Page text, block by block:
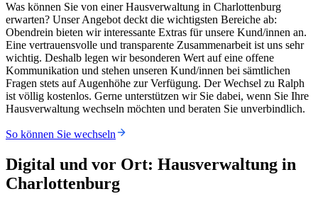
Was können Sie von einer Hausverwaltung in Charlottenburg
erwarten? Unser Angebot deckt die wichtigsten Bereiche ab:
Obendrein bieten wir interessante Extras für unsere Kund/innen an.
Eine vertrauensvolle und transparente Zusammenarbeit ist uns sehr
wichtig. Deshalb legen wir besonderen Wert auf eine offene
Kommunikation und stehen unseren Kund/innen bei sämtlichen
Fragen stets auf Augenhöhe zur Verfügung. Der Wechsel zu Ralph
ist völlig kostenlos. Gerne unterstützen wir Sie dabei, wenn Sie Ihre
Hausverwaltung wechseln möchten und beraten Sie unverbindlich.
So können Sie wechseln
Digital und vor Ort: Hausverwaltung in
Charlottenburg